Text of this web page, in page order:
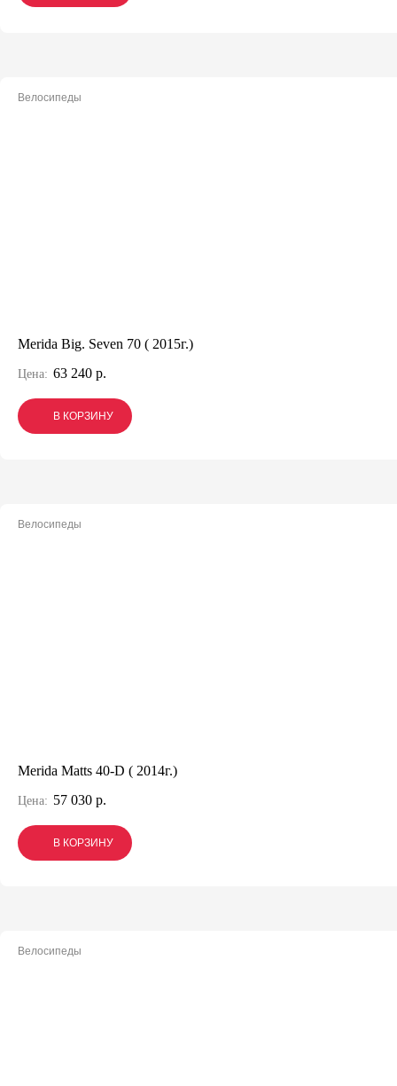
Велосипеды
Merida Big. Seven 70 ( 2015г.)
Цена: 63 240 р.
В КОРЗИНУ
В КОРЗИНУ
В КОРЗИНУ
Велосипеды
Merida Matts 40-D ( 2014г.)
Цена: 57 030 р.
В КОРЗИНУ
В КОРЗИНУ
В КОРЗИНУ
Велосипеды